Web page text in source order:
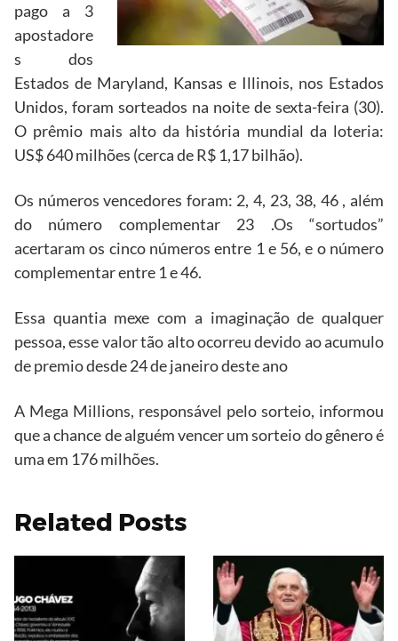
pago a 3
apostadore
s dos
Estados de Maryland, Kansas e Illinois, nos Estados
Unidos, foram sorteados na noite de sexta-feira (30).
O prêmio mais alto da história mundial da loteria:
US$ 640 milhões (cerca de R$ 1,17 bilhão).
Os números vencedores foram: 2, 4, 23, 38, 46 , além
do número complementar 23 .Os “sortudos”
acertaram os cinco números entre 1 e 56, e o número
complementar entre 1 e 46.
Essa quantia mexe com a imaginação de qualquer
pessoa, esse valor tão alto ocorreu devido ao acumulo
de premio desde 24 de janeiro deste ano
A Mega Millions, responsável pelo sorteio, informou
que a chance de alguém vencer um sorteio do gênero é
uma em 176 milhões.
Related Posts